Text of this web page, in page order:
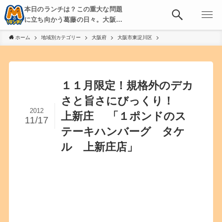
本日のランチは？この重大な問題
に立ち向かう葛藤の日々。大阪・
京都・神戸を中心とした食べ歩
き、飲み歩きを綴る。
ホーム 地域別カテゴリー 大阪府 大阪市東淀川区
１１月限定！規格外のデカ
さと旨さにびっくり！
上新庄 「１ポンドのス
テーキハンバーグ タケ
ル 上新庄店」
2012
11/17